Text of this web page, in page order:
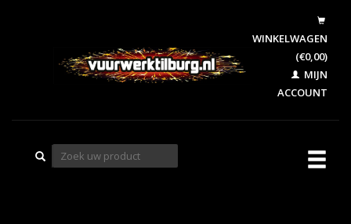
WINKELWAGEN
(€0,00)
MIJN
ACCOUNT